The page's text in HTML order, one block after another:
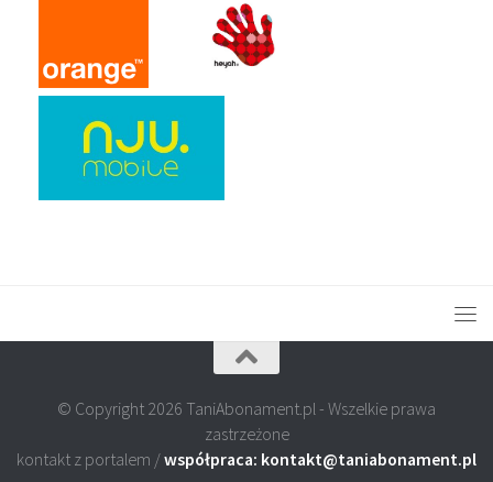
© Copyright 2026 TaniAbonament.pl - Wszelkie prawa
zastrzeżone
kontakt z portalem /współpraca: kontakt@taniabonament.pl